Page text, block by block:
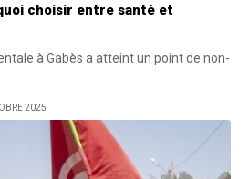
choisir entre santé et
à Gabès a atteint un point de non-
2025